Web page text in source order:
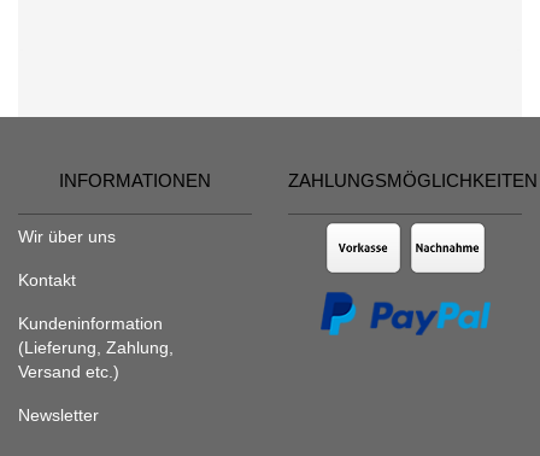
INFORMATIONEN
Wir über uns
Kontakt
Kundeninformation
(Lieferung, Zahlung,
Versand etc.)
Newsletter
ZAHLUNGSMÖGLICHKEITEN